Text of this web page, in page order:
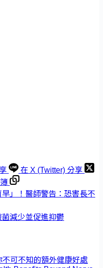
在 X (Twitter) 分享
」！醫師警告：恐害長不
減少並促進抑鬱